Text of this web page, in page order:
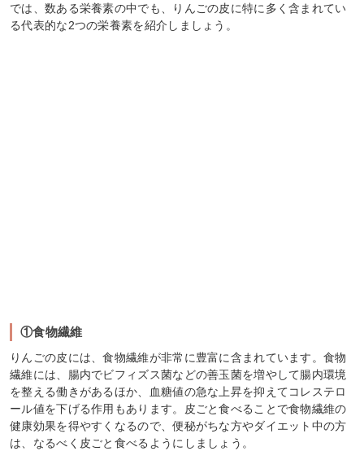
では、数ある栄養素の中でも、りんごの皮に特に多く含まれてい
る代表的な2つの栄養素を紹介しましょう。
①食物繊維
りんごの皮には、食物繊維が非常に豊富に含まれています。食物
繊維には、腸内でビフィズス菌などの善玉菌を増やして腸内環境
を整える働きがあるほか、血糖値の急な上昇を抑えてコレステロ
ール値を下げる作用もあります。皮ごと食べることで食物繊維の
健康効果を得やすくなるので、便秘がちな方やダイエット中の方
は、なるべく皮ごと食べるようにしましょう。